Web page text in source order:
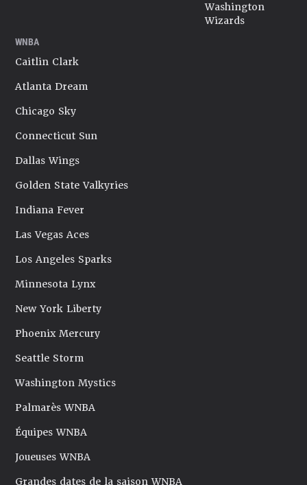
Washington
Wizards
WNBA
Caitlin Clark
Atlanta Dream
Chicago Sky
Connecticut Sun
Dallas Wings
Golden State Valkyries
Indiana Fever
Las Vegas Aces
Los Angeles Sparks
Minnesota Lynx
New York Liberty
Phoenix Mercury
Seattle Storm
Washington Mystics
Palmarès WNBA
Équipes WNBA
Joueuses WNBA
Grandes dates de la saison WNBA